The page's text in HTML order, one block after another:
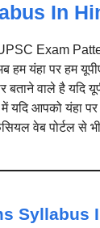
In
Exam
हम यंहा पर हम
वाले है यदि
यदि आपको यंहा
वेब पोर्टल से
Syllabus